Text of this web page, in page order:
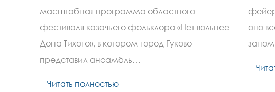
участие
в
фестивале
казачьего
фольклора
масштабная программа областного
фестиваля казачьего фольклора «Нет вольнее
Дона Тихого», в котором город Гуково
представил ансамбль…
Читать полностью
оно